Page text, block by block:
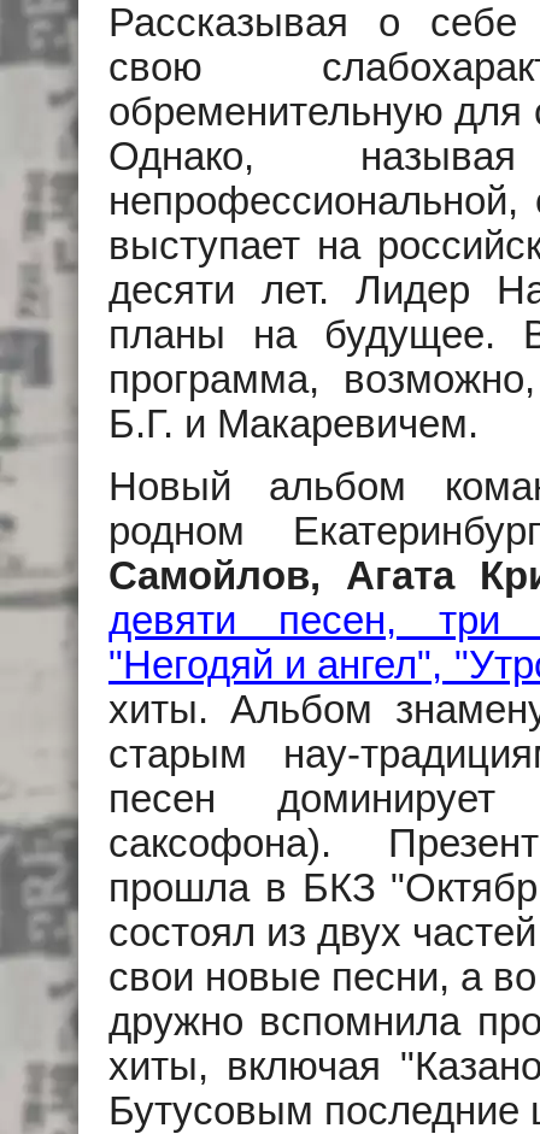
Рассказывая о
свою
обременительную для
Однако,
выступает на
десяти лет. Лидер
планы на будущее.
программа,
Б.Г. и Макаревичем.
Новый альбом
родном
Самойлов, Агата
девяти песен, три
"Негодяй и ангел",
хиты. Альбом
старым нау-
песен
саксофона).
прошла в БКЗ
состоял из двух
свои новые песни, а
дружно вспомнила
хиты, включая
Бутусовым последние